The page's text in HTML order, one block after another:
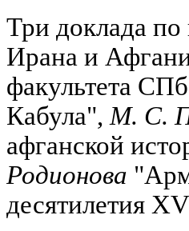
Три доклада
Ирана и
факультета
Кабула", М. С.
афганской
Родионова
десятилетия